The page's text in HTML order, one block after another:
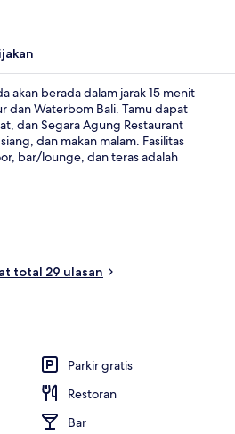
akan berada dalam jarak 15 menit
dan Waterbom Bali. Tamu dapat
dan Segara Agung Restaurant
dan makan malam. Fasilitas
bar/lounge, dan teras adalah
total 29 ulasan
Parkir gratis
Restoran
Bar